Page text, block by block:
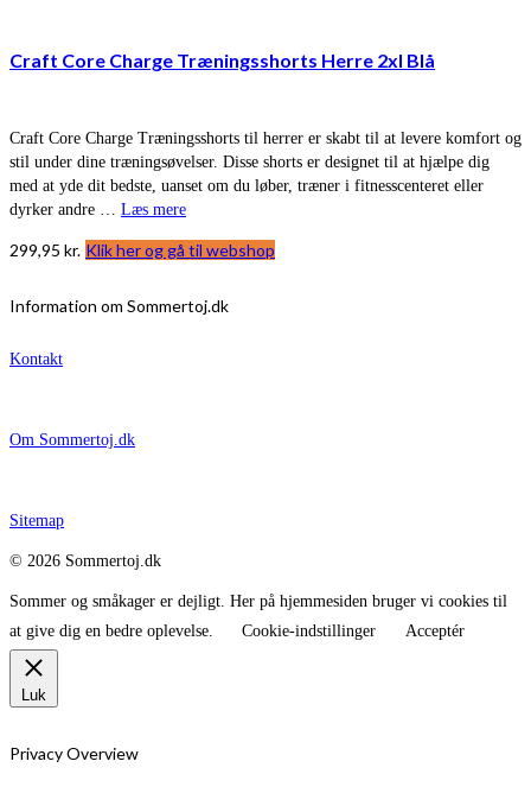
Craft Core Charge Træningsshorts Herre 2xl Blå
Craft Core Charge Træningsshorts til herrer er skabt til at levere komfort og
stil under dine træningsøvelser. Disse shorts er designet til at hjælpe dig
med at yde dit bedste, uanset om du løber, træner i fitnesscenteret eller
dyrker andre … Læs mere
299,95 kr. Klik her og gå til webshop
Information om Sommertoj.dk
Kontakt
Om Sommertoj.dk
Sitemap
© 2026 Sommertoj.dk
Sommer og småkager er dejligt. Her på hjemmesiden bruger vi cookies til
at give dig en bedre oplevelse.
Cookie-indstillinger Acceptér
Luk
Privacy Overview